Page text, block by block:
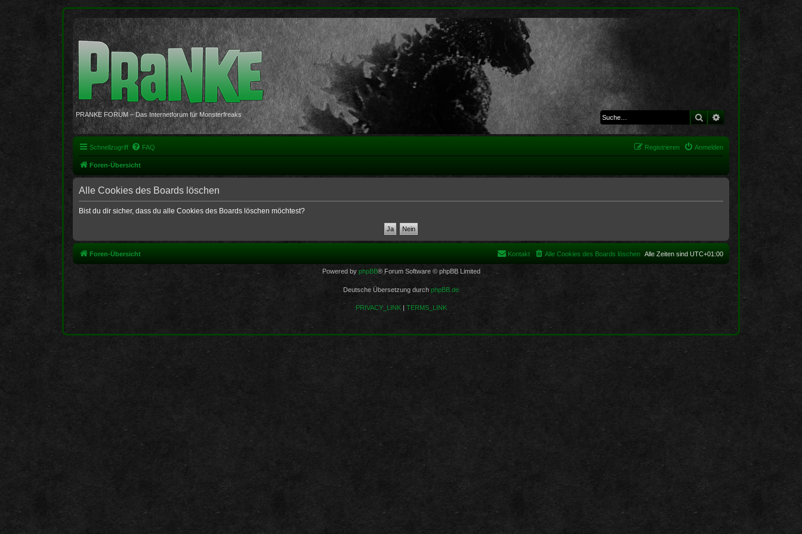
PRANKE FORUM – Das Internetforum für Monsterfreaks Suche Erweiterte Suche
Schnellzugriff FAQ Anmelden
Registrieren
Foren-Übersicht
Alle Cookies des Boards löschen
Bist du dir sicher, dass du alle Cookies des Boards löschen möchtest?
Foren-Übersicht Alle Zeiten sind UTC+01:00
Alle Cookies des Boards löschen
Kontakt
Powered by phpBB® Forum Software © phpBB Limited
Deutsche Übersetzung durch phpBB.de
PRIVACY_LINK| TERMS_LINK